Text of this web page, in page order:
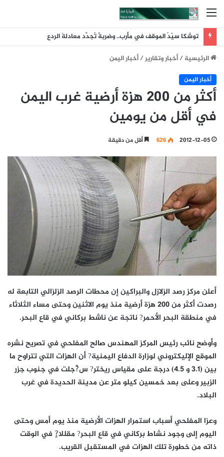
القائمة
توشكا سيّدُ الموقف في مأرب.. وضربةٌ تُجدِّد معادلةَ الردع
الرئيسية/أخبار وتقارير/أخبار اليمن
أخبار اليمن
أكثر من 200 هزة أرضية غرب اليمن
في أقل من يومين
2012-12-05
626 أقل من دقيقة
أعلن مركز رصد الزلازل والبراكين إن محطات الرصد الزلزالي التابعة له
رصدت أكثر من 200 هزة أرضية منذ يوم الاثنين وحتى مساء الثلاثاء
في منطقة البحر الأحمر? ناتجة عن ناشط بركاني في قاع البحر.
وأوضح نائب رئيس المركز المهندس صالح المفلحي في تصريح نشره
الموقع الإليكتروني لوزارة الدفاع اليمنية? أن الهزات التي تتراوح ما
بين (3.1 و 4.5) درجة على مقياس ريختر? س?ْجلت في جنوب جزر
الزبير وعلى بعد خمسين كيلو متر عن مدينة الحديدة في غرب
البلاد.
وعزا المفلحي أسباب استمرار الهزات الأرضية منذ يوم أمس وحتى
اليوم إلى وجود نشاط بركاني في قاع البحر? مقللا?ٍ في الوقت
ذاته من خطورة تلك الهزات في المستقبل القريب.